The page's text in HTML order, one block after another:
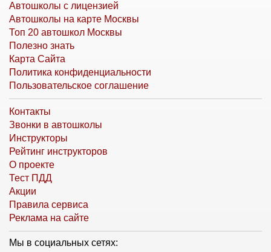
Автошколы с лицензией
Автошколы на карте Москвы
Топ 20 автошкол Москвы
Полезно знать
Карта Сайта
Политика конфиденциальности
Пользовательское соглашение
Контакты
Звонки в автошколы
Инструкторы
Рейтинг инструкторов
О проекте
Тест ПДД
Акции
Правила сервиса
Реклама на сайте
Мы в социальных сетях: